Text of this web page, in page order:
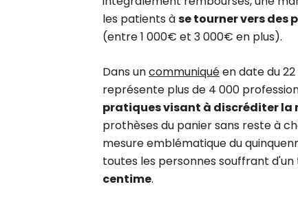
les patients àse tourner vers des
(entre 1 000€ et 3 000€ en plus).
Dans uncommuniquéen date du
représente plus de 4 000
pratiques visant à discréditer la
prothèses du panier sans reste à
mesure emblématique du
toutes les personnes souffrant
centime.